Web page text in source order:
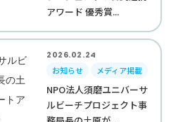
アワード 優秀賞...
2026.02.24
お知らせ
メディア掲載
NPO法人須磨ユニバーサ
ルビーチプロジェクト事